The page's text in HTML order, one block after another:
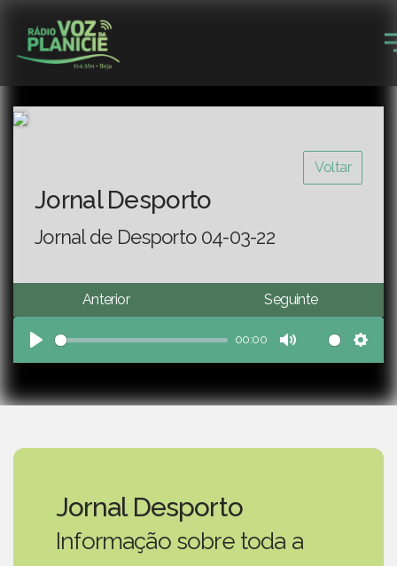
Voltar
Jornal Desporto
Jornal de Desporto 04-03-22
Anterior Seguinte
Play
00:00
Mute
Jornal Desporto
Informação sobre toda a